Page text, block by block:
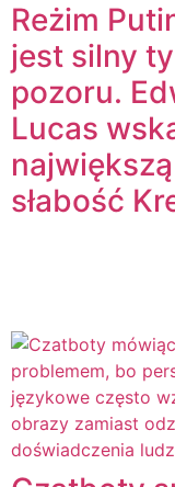
Reżim
jest silny
pozoru.
Lucas
największą
słabość